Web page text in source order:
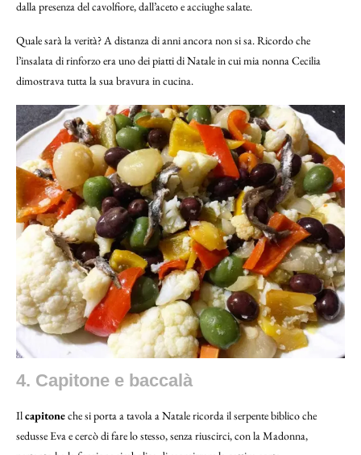
dalla presenza del cavolfiore, dall’aceto e acciughe salate.
Quale sarà la verità? A distanza di anni ancora non si sa. Ricordo che
l’insalata di rinforzo era uno dei piatti di Natale in cui mia nonna Cecilia
dimostrava tutta la sua bravura in cucina.
4. Capitone e baccalà
Ilcapitoneche si porta a tavola a Natale ricorda il serpente biblico che
sedusse Eva e cercò di fare lo stesso, senza riuscirci, con la Madonna,